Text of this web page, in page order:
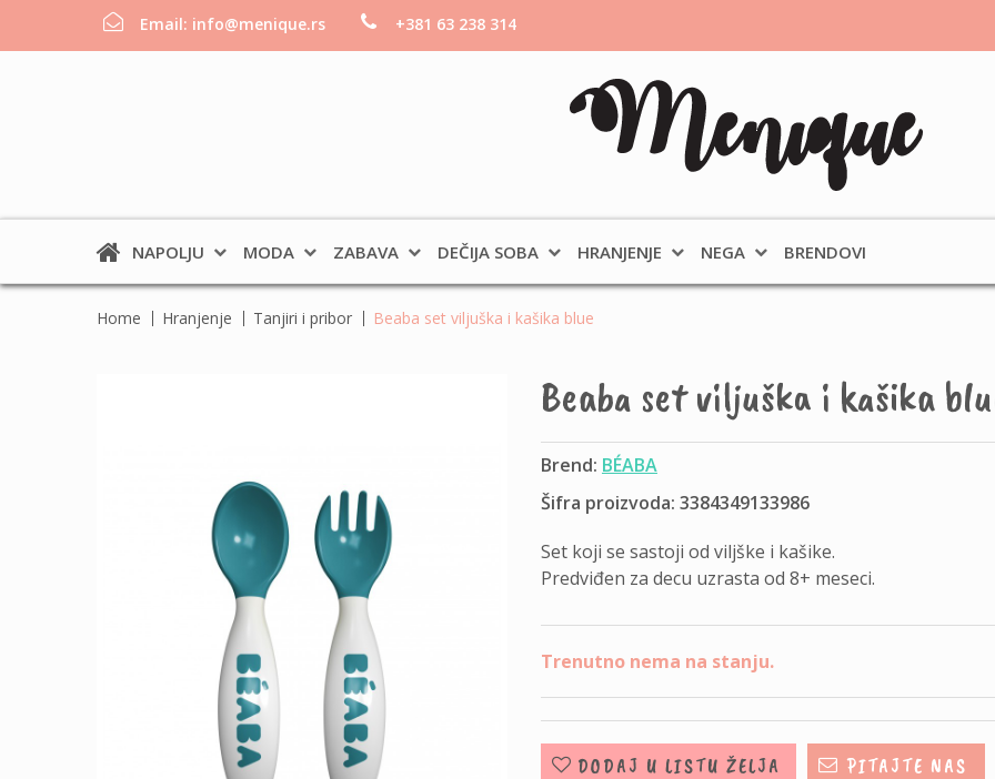
Email: info@menique.rs +381 63 238 314
NAPOLJU MODA ZABAVA DEČIJA SOBA HRANJENJE NEGA BRENDOVI
Home Hranjenje Tanjiri i pribor Beaba set viljuška i kašika blue
Beaba set viljuška i kašika
Brend: BÉABA
Šifra proizvoda: 3384349133986
Set koji se sastoji od viljške i kašike.
Predviđen za decu uzrasta od 8+ meseci.
Trenutno nema na stanju.
DODAJ U LISTU ŽELJA PITAJTE NAS